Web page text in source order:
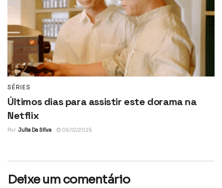
SÉRIES
Últimos dias para assistir este dorama na
Netflix
Por Julia Da Silva 06/12/2025
Deixe um comentário